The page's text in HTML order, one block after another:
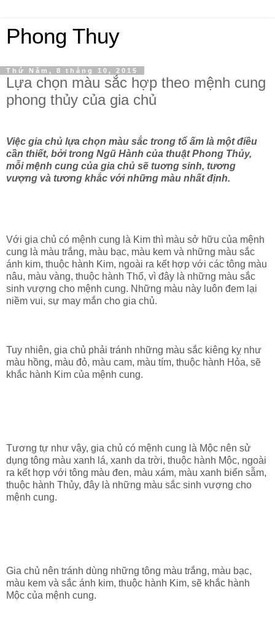
Phong Thuy
Thứ Năm, 8 tháng 10, 2015
Lựa chọn màu sắc hợp theo mệnh cung
phong thủy của gia chủ
Việc gia chủ lựa chọn màu sắc trong tổ ấm là một điều
cần thiết, bởi trong Ngũ Hành của thuật Phong Thủy,
mỗi mệnh cung của gia chủ sẽ tuơng sinh, tương
vượng và tương khắc với những màu nhất định.
Với gia chủ có mệnh cung là Kim thì màu sở hữu của mệnh
cung là màu trắng, màu bạc, màu kem và những màu sắc
ánh kim, thuộc hành Kim, ngoài ra kết hợp với các tông màu
nâu, màu vàng, thuộc hành Thổ, vì đây là những màu sắc
sinh vượng cho mệnh cung. Những màu này luôn đem lại
niềm vui, sự may mắn cho gia chủ.
Tuy nhiên, gia chủ phải tránh những màu sắc kiêng kỵ như
màu hồng, màu đỏ, màu cam, màu tím, thuộc hành Hỏa, sẽ
khắc hành Kim của mệnh cung.
Tương tự như vậy, gia chủ có mệnh cung là Mộc nên sử
dụng tông màu xanh lá, xanh da trời, thuộc hành Mộc, ngoài
ra kết hợp với tông màu đen, màu xám, màu xanh biển sẫm,
thuộc hành Thủy, đây là những màu sắc sinh vượng cho
mệnh cung.
Gia chủ nên tránh dùng những tông màu trắng, màu bạc,
màu kem và sắc ánh kim, thuộc hành Kim, sẽ khắc hành
Mộc của mệnh cung.